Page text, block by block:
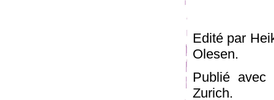
Edité par
Olesen.
Publié avec
Zurich.